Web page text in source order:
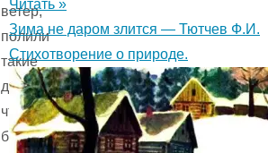
ветер,
полили
такие
дожди,
что
бедняга
Читать »
Зима не даром злится — Тютчев Ф.И.
Стихотворение о природе.